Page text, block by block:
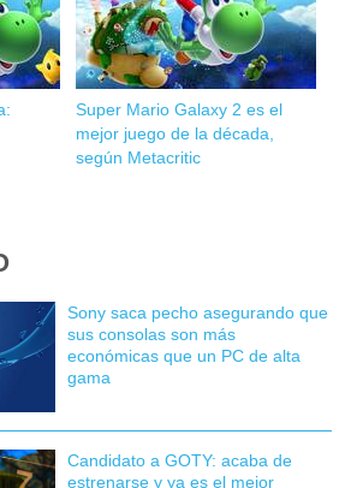
Super Mario Galaxy 2 es el
mejor juego de la década,
según Metacritic
Sony saca pecho asegurando que
sus consolas son más
económicas que un PC de alta
gama
Candidato a GOTY: acaba de
estrenarse y ya es el mejor